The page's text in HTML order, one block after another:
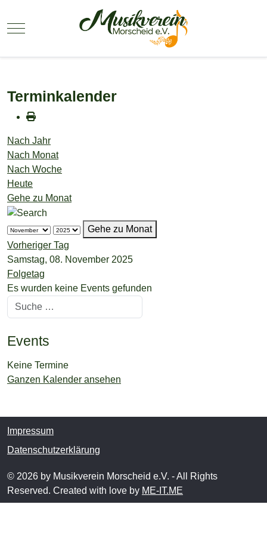
Mobile Menu Toggle
Terminkalender
Nach Jahr
Nach Monat
Nach Woche
Heute
Gehe zu Monat
Gehe zu Monat
Vorheriger Tag
Samstag, 08. November 2025
Folgetag
Es wurden keine Events gefunden
Suchen
Events
Keine Termine
Ganzen Kalender ansehen
Impressum
Datenschutzerklärung
© 2026 by Musikverein Morscheid e.V. - All Rights
Reserved. Created with love by ME-IT.ME